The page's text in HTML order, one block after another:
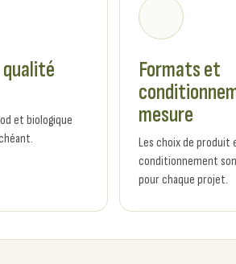
et biologique
Formats et
mesure
Les choix de produit
conditionnement
pour chaque projet.